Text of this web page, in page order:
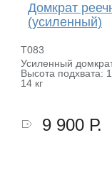
Домкрат
(усиленный)
T083
Усиленный
Высота подxвата:
14 кг
9 900 Р.